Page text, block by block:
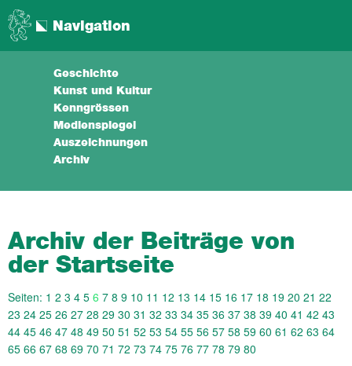
Navigation
Geschichte
Kunst und Kultur
Kenngrössen
Medienspiegel
Auszeichnungen
Archiv
Archiv der Beiträge von
der Startseite
Seiten: 1 2 3 4 5 6 7 8 9 10 11 12 13 14 15 16 17 18 19 20 21 22
23 24 25 26 27 28 29 30 31 32 33 34 35 36 37 38 39 40 41 42 43
44 45 46 47 48 49 50 51 52 53 54 55 56 57 58 59 60 61 62 63 64
65 66 67 68 69 70 71 72 73 74 75 76 77 78 79 80